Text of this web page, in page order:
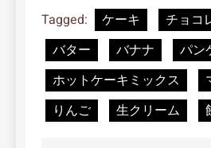
Tagged: ケーキ
チョコ
バター
バナナ
パン
ホットケーキミックス
りんご
生クリーム